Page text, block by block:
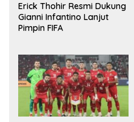
Erick Thohir Resmi Dukung
Gianni Infantino Lanjut
Pimpin FIFA